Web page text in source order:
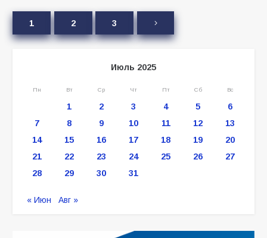
1 2 3
Июль 2025
Пн Вт Ср Чт Пт Сб Вс
1 2 3 4 5
6
7
8 9 10 11 12
13
14
15 16 17 18 19
20
21
22 23 24 25 26
27
28
29 30 31
« Июн Авг »